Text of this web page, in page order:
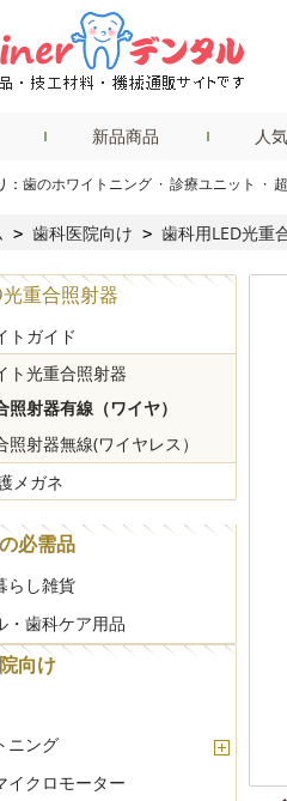
新品商品 人
： 歯のホワイトニング · 診療ユニット ·
> 歯科医院向け > 歯科用LED光重
重合照射器
トガイド
ト光重合照射器
照射器有線（ワイヤ）
照射器無線(ワイヤレス）
メガネ
必需品
らし雑貨
・歯科ケア用品
向け
ニング
イクロモーター